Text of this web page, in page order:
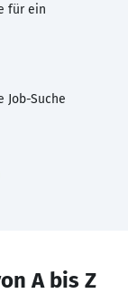
für ein
Job-Suche
A bis Z